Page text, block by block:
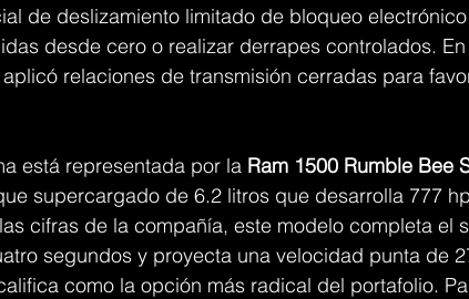
de deslizamiento limitado de bloqueo
desde cero o realizar derrapes controlados.
relaciones de transmisión cerradas para
está representada por la Ram 1500 Rumble Bee
supercargado de 6.2 litros que desarrolla 777
cifras de la compañía, este modelo completa el
segundos y proyecta una velocidad punta de
como la opción más radical del portafolio.